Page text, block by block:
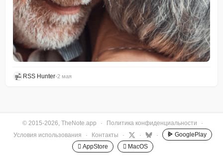
RSS Hunter•2 мая
© 2015-2026, TheNote.app · Политика конфиденциальности
·
Условия использования
· Контакты · · ·
GooglePlay
 AppStore
 MacOS